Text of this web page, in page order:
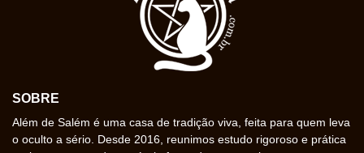
SOBRE
Além de Salém é uma casa de tradição viva, feita para quem leva
o oculto a sério. Desde 2016, reunimos estudo rigoroso e prática